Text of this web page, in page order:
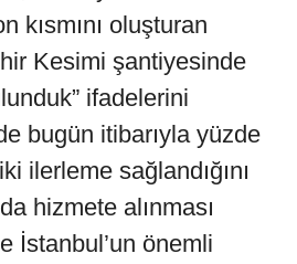
kısmını oluşturan
Kesimi şantiyesinde
ifadelerini
bugün itibarıyla yüzde
ilerleme sağlandığını
hizmete alınması
İstanbul’un önemli